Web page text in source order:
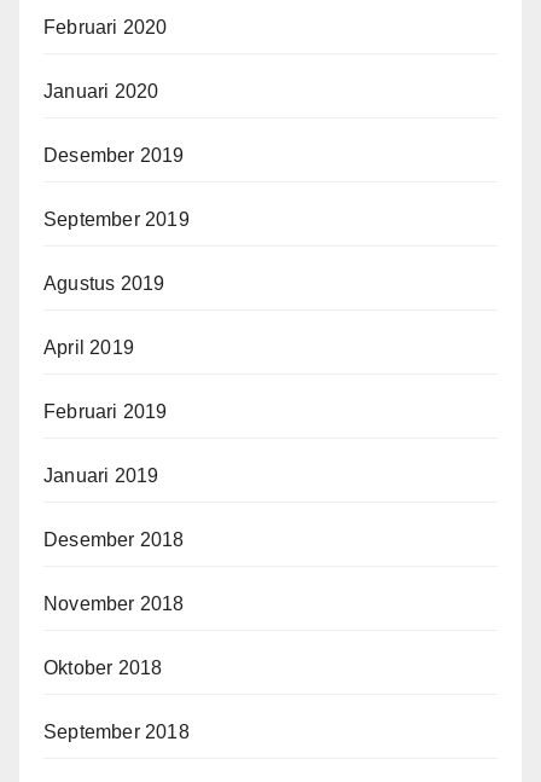
Februari 2020
Januari 2020
Desember 2019
September 2019
Agustus 2019
April 2019
Februari 2019
Januari 2019
Desember 2018
November 2018
Oktober 2018
September 2018